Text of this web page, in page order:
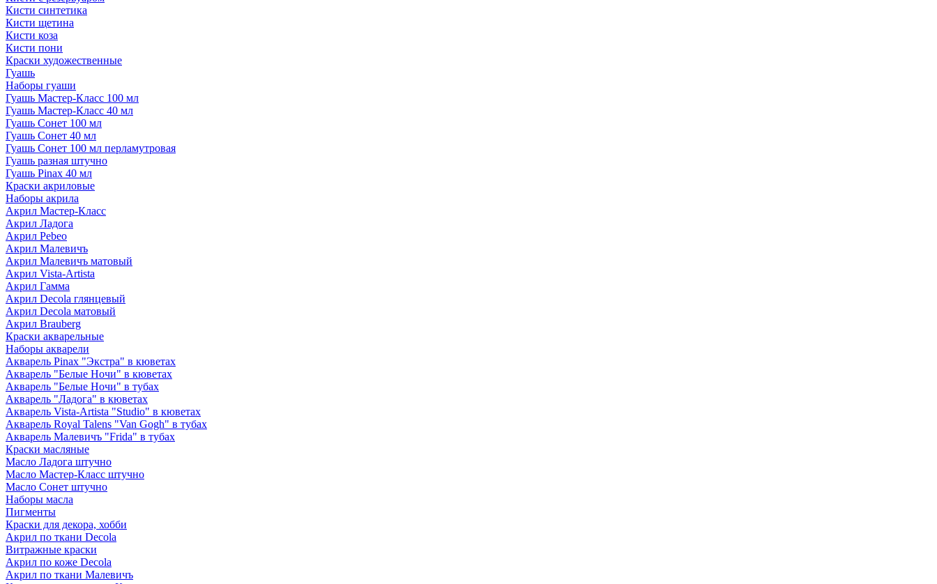
Кисти синтетика
Кисти щетина
Кисти коза
Кисти пони
Краски художественные
Гуашь
Наборы гуаши
Гуашь Мастер-Класс 100 мл
Гуашь Мастер-Класс 40 мл
Гуашь Сонет 100 мл
Гуашь Сонет 40 мл
Гуашь Сонет 100 мл перламутровая
Гуашь разная штучно
Гуашь Pinax 40 мл
Краски акриловые
Наборы акрила
Акрил Мастер-Класс
Акрил Ладога
Акрил Pebeo
Акрил Малевичъ
Акрил Малевичъ матовый
Акрил Vista-Artista
Акрил Гамма
Акрил Decola глянцевый
Акрил Decola матовый
Акрил Brauberg
Краски акварельные
Наборы акварели
Акварель Pinax "Экстра" в кюветах
Акварель "Белые Ночи" в кюветах
Акварель "Белые Ночи" в тубах
Акварель "Ладога" в кюветах
Акварель Vista-Artista "Studio" в кюветах
Акварель Royal Talens "Van Gogh" в тубах
Акварель Малевичъ "Frida" в тубах
Краски масляные
Масло Ладога штучно
Масло Мастер-Класс штучно
Масло Сонет штучно
Наборы масла
Пигменты
Краски для декора, хобби
Акрил по ткани Decola
Витражные краски
Акрил по коже Decola
Акрил по ткани Малевичъ